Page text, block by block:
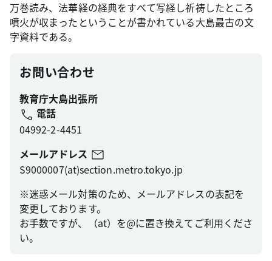
万巻読み、法華経の経典をすべて写経し祈祷したところ
噴火が収まったということが書かれている大島最古の文
字資料である。
お問い合わせ
教育庁大島出張所
電話
04992-2-4451
メールアドレス
S9000007(at)section.metro.tokyo.jp
※迷惑メール対策のため、メールアドレスの表記を
変更しております。
お手数ですが、（at）を@に置き換えてご利用くださ
い。